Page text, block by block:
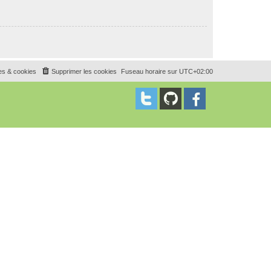
Fuseau horaire sur UTC+02:00
Supprimer les cookies
& cookies